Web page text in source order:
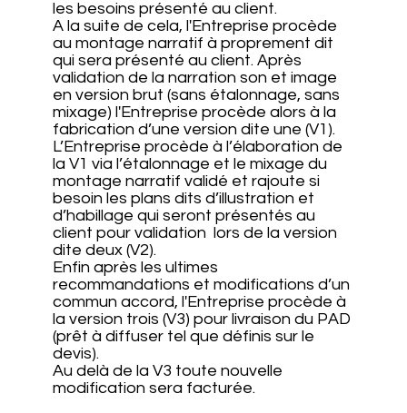
les besoins présenté au client.
A la suite de cela, l'Entreprise procède
au montage narratif à proprement dit
qui sera présenté au client. Après
validation de la narration son et image
en version brut (sans étalonnage, sans
mixage) l'Entreprise procède alors à la
fabrication d’une version dite une (V1).
L’Entreprise procède à l’élaboration de
la V1 via l’étalonnage et le mixage du
montage narratif validé et rajoute si
besoin les plans dits d’illustration et
d’habillage qui seront présentés au
client pour validation lors de la version
dite deux (V2).
Enfin après les ultimes
recommandations et modifications d’un
commun accord, l'Entreprise procède à
la version trois (V3) pour livraison du PAD
(prêt à diffuser tel que définis sur le
devis).
Au delà de la V3 toute nouvelle
modification sera facturée.